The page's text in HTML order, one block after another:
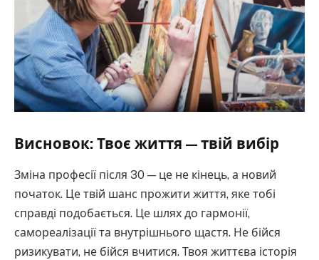
Висновок: Твоє життя — твій вибір
Зміна професії після 30 — це не кінець, а новий
початок. Це твій шанс прожити життя, яке тобі
справді подобається. Це шлях до гармонії,
самореалізації та внутрішнього щастя. Не бійся
ризикувати, не бійся вчитися. Твоя життєва історія